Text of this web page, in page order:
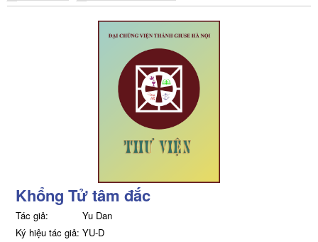
Khổng Tử tâm đắc
Tác giả:
Yu Dan
Ký hiệu tác giả: YU-D